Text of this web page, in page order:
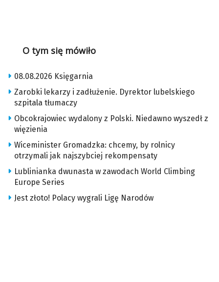
O tym się mówiło
08.08.2026 Księgarnia
Zarobki lekarzy i zadłużenie. Dyrektor lubelskiego
szpitala tłumaczy
Obcokrajowiec wydalony z Polski. Niedawno wyszedł z
więzienia
Wiceminister Gromadzka: chcemy, by rolnicy
otrzymali jak najszybciej rekompensaty
Lublinianka dwunasta w zawodach World Climbing
Europe Series
Jest złoto! Polacy wygrali Ligę Narodów